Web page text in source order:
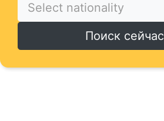
Select nationality
Поиск сейчас